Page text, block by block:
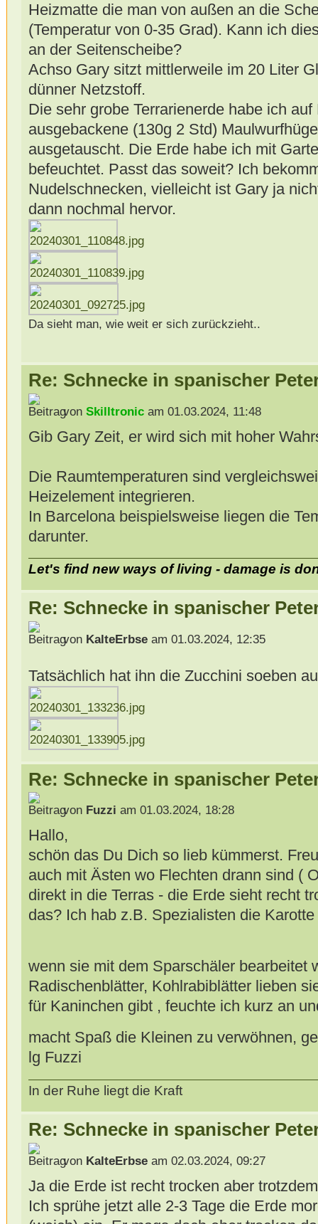
Heizmatte die man von außen an die
(Temperatur von 0-35 Grad). Kann ich
an der Seitenscheibe?
Achso Gary sitzt mittlerweile im 20 Liter
dünner Netzstoff.
Die sehr grobe Terrarienerde habe ich
ausgebackene (130g 2 Std)
ausgetauscht. Die Erde habe ich mit
befeuchtet. Passt das soweit? Ich
Nudelschnecken, vielleicht ist Gary ja
dann nochmal hervor.
Da sieht man, wie weit er sich zurückzieht..
Re: Schnecke in spanischer
von Skilltronicam 01.03.2024, 11:48
Gib Gary Zeit, er wird sich mit hoher
Die Raumtemperaturen sind
Heizelement integrieren.
In Barcelona beispielsweise liegen die
darunter.
Let's find new ways of living - damage is
Re: Schnecke in spanischer
von KalteErbseam 01.03.2024, 12:35
Tatsächlich hat ihn die Zucchini soeben
Re: Schnecke in spanischer
von Fuzzi am 01.03.2024, 18:28
Hallo,
schön das Du Dich so lieb kümmerst.
auch mit Ästen wo Flechten drann sind (
direkt in die Terras - die Erde sieht recht
das? Ich hab z.B. Spezialisten die
wenn sie mit dem Sparschäler bearbeitet
Radischenblätter, Kohlrabiblätter lieben
für Kaninchen gibt , feuchte ich kurz an
macht Spaß die Kleinen zu verwöhnen,
lg Fuzzi
In der Ruhe liegt die Kraft
Re: Schnecke in spanischer
von KalteErbseam 02.03.2024, 09:27
Ja die Erde ist recht trocken aber
Ich sprühe jetzt alle 2-3 Tage die Erde